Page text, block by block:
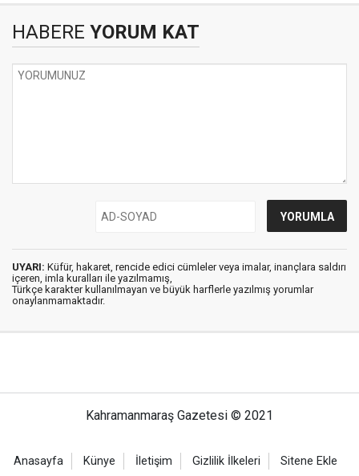
HABERE YORUM KAT
UYARI: Küfür, hakaret, rencide edici cümleler veya imalar, inançlara saldırı
içeren, imla kuralları ile yazılmamış,
Türkçe karakter kullanılmayan ve büyük harflerle yazılmış yorumlar
onaylanmamaktadır.
Kahramanmaraş Gazetesi © 2021
Anasayfa Künye İletişim Gizlilik İlkeleri Sitene Ekle